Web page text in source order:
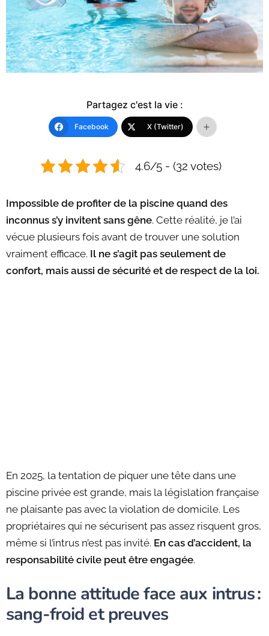
Partagez c'est la vie :
Facebook X (Twitter)
4.6/5 - (32 votes)
Impossible de profiter de la piscine quand des
inconnus s’y invitent sans gêne. Cette réalité, je l’ai
vécue plusieurs fois avant de trouver une solution
vraiment efficace. Il ne s’agit pas seulement de
confort, mais aussi de sécurité et de respect de la loi.
En 2025, la tentation de piquer une tête dans une
piscine privée est grande, mais la législation française
ne plaisante pas avec la violation de domicile. Les
propriétaires qui ne sécurisent pas assez risquent gros,
même si l’intrus n’est pas invité. En cas d’accident, la
responsabilité civile peut être engagée.
La bonne attitude face aux intrus :
sang-froid et preuves